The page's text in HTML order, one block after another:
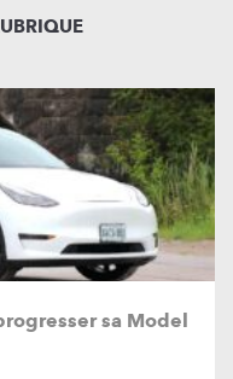
sa Model